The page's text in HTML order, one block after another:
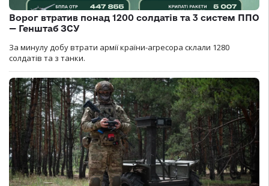
Ворог втратив понад 1200 солдатів та 3 систем ППО
— Генштаб ЗСУ
За минулу добу втрати армії країни-агресора склали 1280
солдатів та з танки.